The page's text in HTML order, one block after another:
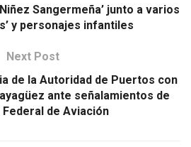
Sangermeña’ junto a varios
y personajes infantiles
Next Post
de la Autoridad de Puertos con
ante señalamientos de
de Aviación